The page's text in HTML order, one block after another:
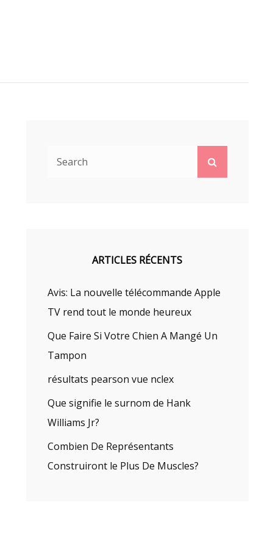
ARTICLES RÉCENTS
Avis: La nouvelle télécommande Apple
TV rend tout le monde heureux
Que Faire Si Votre Chien A Mangé Un
Tampon
résultats pearson vue nclex
Que signifie le surnom de Hank
Williams Jr?
Combien De Représentants
Construiront le Plus De Muscles?